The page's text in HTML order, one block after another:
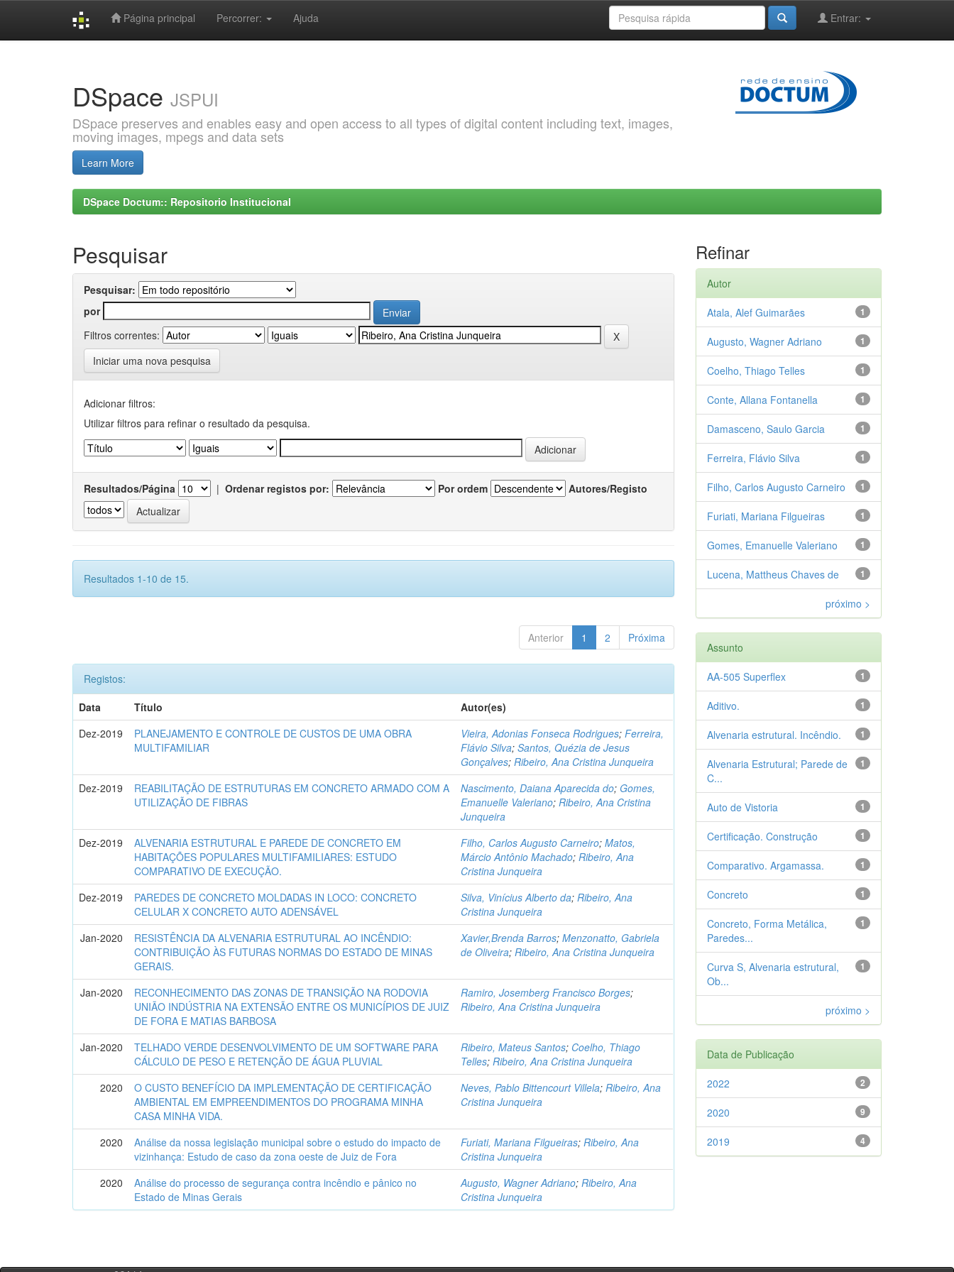
Página principal Percorrer: Ajuda Entrar:
DSpace JSPUI
DSpace preserves and enables easy and open access to all types of digital content including text, images,
moving images, mpegs and data sets
Learn More
DSpace Doctum:: Repositorio Institucional
Pesquisar
Pesquisar:
por
Filtros correntes:
Iniciar uma nova pesquisa
Adicionar filtros:
Utilizar filtros para refinar o resultado da pesquisa.
Resultados/Página | Ordenar registos por: Por ordem Autores/Registo
Resultados 1-10 de 15.
Anterior 1 2 Próxima
Registos:
Data
Título
Autor(es)
Dez-2019
PLANEJAMENTO E CONTROLE DE CUSTOS DE UMA OBRA
MULTIFAMILIAR
Vieira, Adonias Fonseca Rodrigues;Ferreira,
Flávio Silva;Santos, Quézia de Jesus
Gonçalves;Ribeiro, Ana Cristina Junqueira
Dez-2019
REABILITAÇÃO DE ESTRUTURAS EM CONCRETO ARMADO COM A
UTILIZAÇÃO DE FIBRAS
Nascimento, Daiana Aparecida do; Gomes,
Emanuelle Valeriano;Ribeiro, Ana Cristina
Junqueira
Dez-2019
ALVENARIA ESTRUTURAL E PAREDE DE CONCRETO EM
HABITAÇÕES POPULARES MULTIFAMILIARES: ESTUDO
COMPARATIVO DE EXECUÇÃO.
Filho, Carlos Augusto Carneiro;Matos,
Márcio Antônio Machado;Ribeiro, Ana
Cristina Junqueira
Dez-2019
PAREDES DE CONCRETO MOLDADAS IN LOCO: CONCRETO
CELULAR X CONCRETO AUTO ADENSÁVEL
Silva, Vinícius Alberto da;Ribeiro, Ana
Cristina Junqueira
Jan-2020
RESISTÊNCIA DA ALVENARIA ESTRUTURAL AO INCÊNDIO:
CONTRIBUIÇÃO ÀS FUTURAS NORMAS DO ESTADO DE MINAS
GERAIS.
Xavier,Brenda Barros;Menzonatto, Gabriela
de Oliveira;Ribeiro, Ana Cristina Junqueira
Jan-2020
RECONHECIMENTO DAS ZONAS DE TRANSIÇÃO NA RODOVIA
UNIÃO INDÚSTRIA NA EXTENSÃO ENTRE OS MUNICÍPIOS DE JUIZ
DE FORA E MATIAS BARBOSA
Ramiro, Josemberg Francisco Borges;
Ribeiro, Ana Cristina Junqueira
Jan-2020
TELHADO VERDE DESENVOLVIMENTO DE UM SOFTWARE PARA
CÁLCULO DE PESO E RETENÇÃO DE ÁGUA PLUVIAL
Ribeiro, Mateus Santos; Coelho, Thiago
Telles;Ribeiro, Ana Cristina Junqueira
2020
O CUSTO BENEFÍCIO DA IMPLEMENTAÇÃO DE CERTIFICAÇÃO
AMBIENTAL EM EMPREENDIMENTOS DO PROGRAMA MINHA
CASA MINHA VIDA.
Neves, Pablo Bittencourt Villela;Ribeiro, Ana
Cristina Junqueira
2020
Análise da nossa legislação municipal sobre o estudo do impacto de
vizinhança: Estudo de caso da zona oeste de Juiz de Fora
Furiati, Mariana Filgueiras;Ribeiro, Ana
Cristina Junqueira
2020
Análise do processo de segurança contra incêndio e pânico no
Estado de Minas Gerais
Augusto, Wagner Adriano;Ribeiro, Ana
Cristina Junqueira
Refinar
Autor
1
Atala, Alef Guimarães
1
Augusto, Wagner Adriano
1
Coelho, Thiago Telles
1
Conte, Allana Fontanella
1
Damasceno, Saulo Garcia
1
Ferreira, Flávio Silva
1
Filho, Carlos Augusto Carneiro
1
Furiati, Mariana Filgueiras
1
Gomes, Emanuelle Valeriano
1
Lucena, Mattheus Chaves de
próximo >
Assunto
1
AA-505 Superflex
1
Aditivo.
1
Alvenaria estrutural. Incêndio.
1
Alvenaria Estrutural; Parede de
C...
1
Auto de Vistoria
1
Certificação. Construção
1
Comparativo. Argamassa.
1
Concreto
1
Concreto, Forma Metálica,
Paredes...
1
Curva S, Alvenaria estrutural,
Ob...
próximo >
Data de Publicação
2
2022
9
2020
4
2019